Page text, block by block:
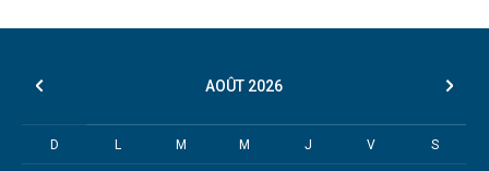
AOÛT 2026
D L M M J V S